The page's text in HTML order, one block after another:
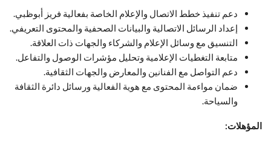
دعم تنفيذ خطط الاتصال والإعلام الخاصة بفعالية فريز أبوظبي.
إعداد الرسائل الاتصالية والبيانات الصحفية والمحتوى التعريفي.
التنسيق مع وسائل الإعلام والشركاء والجهات ذات العلاقة.
متابعة التغطيات الإعلامية وتحليل مؤشرات الوصول والتفاعل.
دعم التواصل مع الفنانين والمعارض والجهات الثقافية.
ضمان مواءمة المحتوى مع هوية الفعالية ورسائل دائرة الثقافة
والسياحة.
المؤهلات: